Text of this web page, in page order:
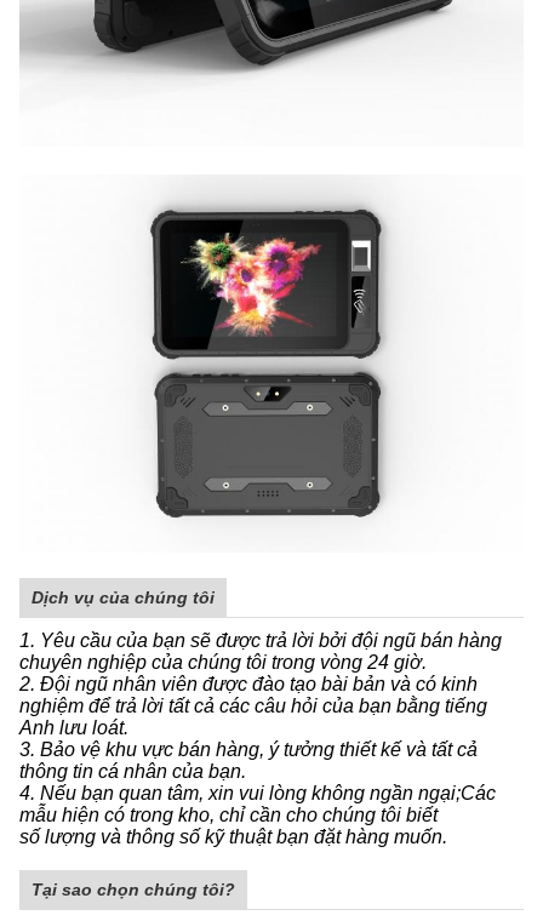
Dịch vụ của chúng tôi
1. Yêu cầu của bạn sẽ được trả lời bởi đội ngũ bán hàng
chuyên nghiệp của chúng tôi trong vòng 24 giờ.
2. Đội ngũ nhân viên được đào tạo bài bản và có kinh
nghiệm để trả lời tất cả các câu hỏi của bạn bằng tiếng
Anh lưu loát.
3. Bảo vệ khu vực bán hàng, ý tưởng thiết kế và tất cả
thông tin cá nhân của bạn.
4. Nếu bạn quan tâm, xin vui lòng không ngần ngại;Các
mẫu hiện có trong kho, chỉ cần cho chúng tôi biết
số lượng và thông số kỹ thuật bạn đặt hàng muốn.
Tại sao chọn chúng tôi?